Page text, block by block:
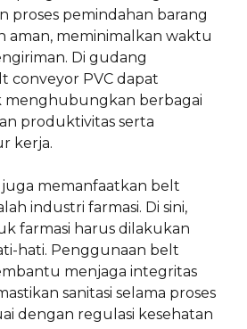
proses pemindahan barang
aman, meminimalkan waktu
Di gudang
conveyor PVC dapat
berbagai
produktivitas serta
kerja.
memanfaatkan belt
industri farmasi. Di sini,
farmasi harus dilakukan
hati. Penggunaan belt
menjaga integritas
sanitasi selama proses
dengan regulasi kesehatan